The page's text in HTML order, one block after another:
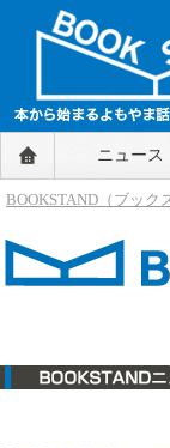
BOOKSTAND（ブ
～本から始まるよ
BOOKSTAND（ブ
ニュース
BOOKSTAND（ブック